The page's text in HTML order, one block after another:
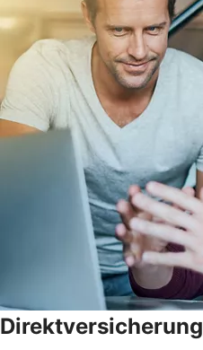
Direktversicherung